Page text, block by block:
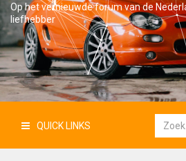
Op het vernieuwde forum van de
liefhebber
QUICK LINKS